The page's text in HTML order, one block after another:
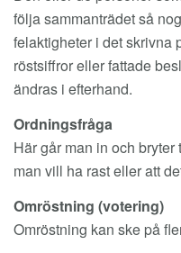
följa sammanträdet så
felaktigheter i det skrivna
röstsiffror eller fattade
ändras i efterhand.
Ordningsfråga
Här går man in och
man vill ha rast eller att
Omröstning (votering)
Omröstning kan ske på